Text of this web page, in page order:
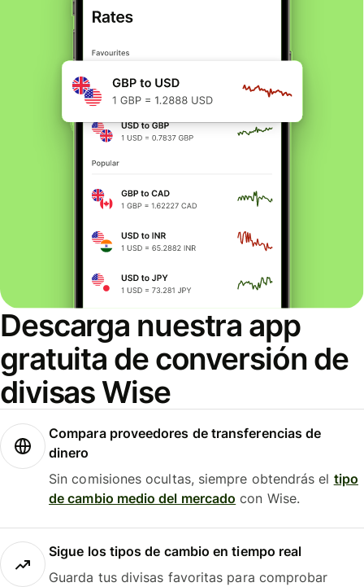
Descarga nuestra app
gratuita de conversión de
divisas Wise
Compara proveedores de transferencias de
dinero
Sin comisiones ocultas, siempre obtendrás el tipo
de cambio medio del mercado con Wise.
Sigue los tipos de cambio en tiempo real
Guarda tus divisas favoritas para comprobar